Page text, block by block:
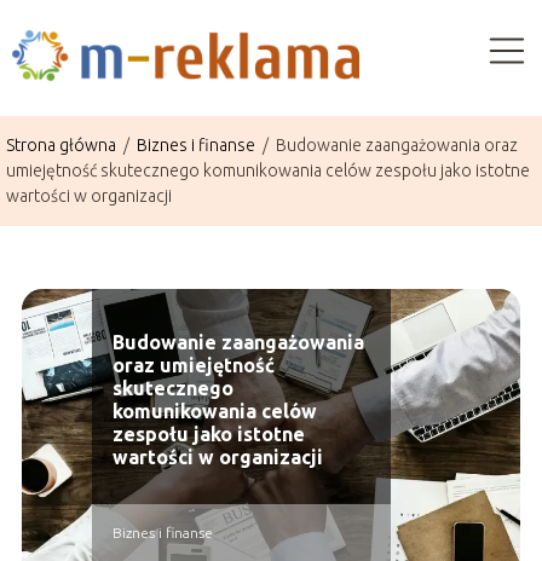
Strona główna / Biznes i finanse / Budowanie zaangażowania oraz
umiejętność skutecznego komunikowania celów zespołu jako istotne
wartości w organizacji
Budowanie zaangażowania
oraz umiejętność
skutecznego
komunikowania celów
zespołu jako istotne
wartości w organizacji
Biznes i finanse